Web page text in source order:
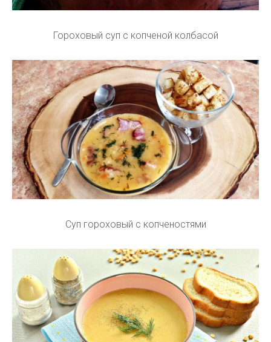
Гороховый суп с копченой колбасой
Суп гороховый с копченостями